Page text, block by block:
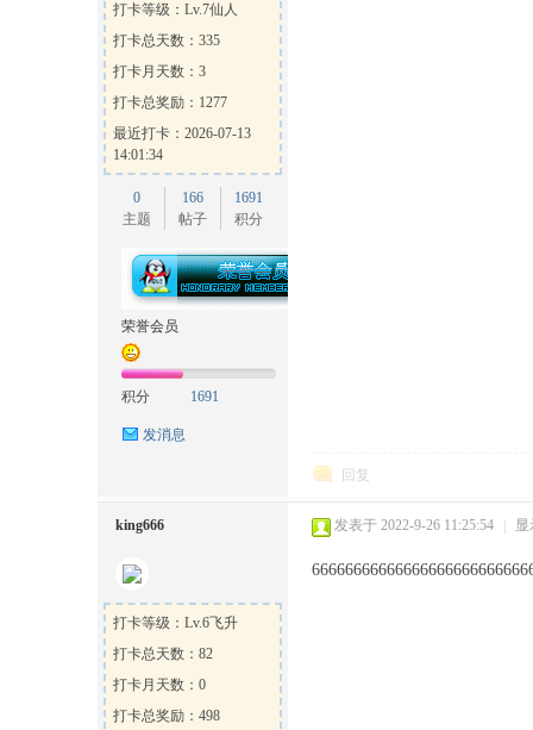
论
打卡等级：Lv.7仙人
打卡总天数：335
打卡月天数：3
打卡总奖励：1277
最近打卡：2026-07-13
14:01:34
0
主题
166
帖子
1691
积分
荣誉会员
积分 1691
发消息
回复
king666
打卡等级：Lv.6飞升
打卡总天数：82
打卡月天数：0
打卡总奖励：498
发表于 2022-9-26 11:25:54 显